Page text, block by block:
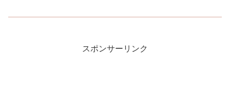
スポンサーリンク